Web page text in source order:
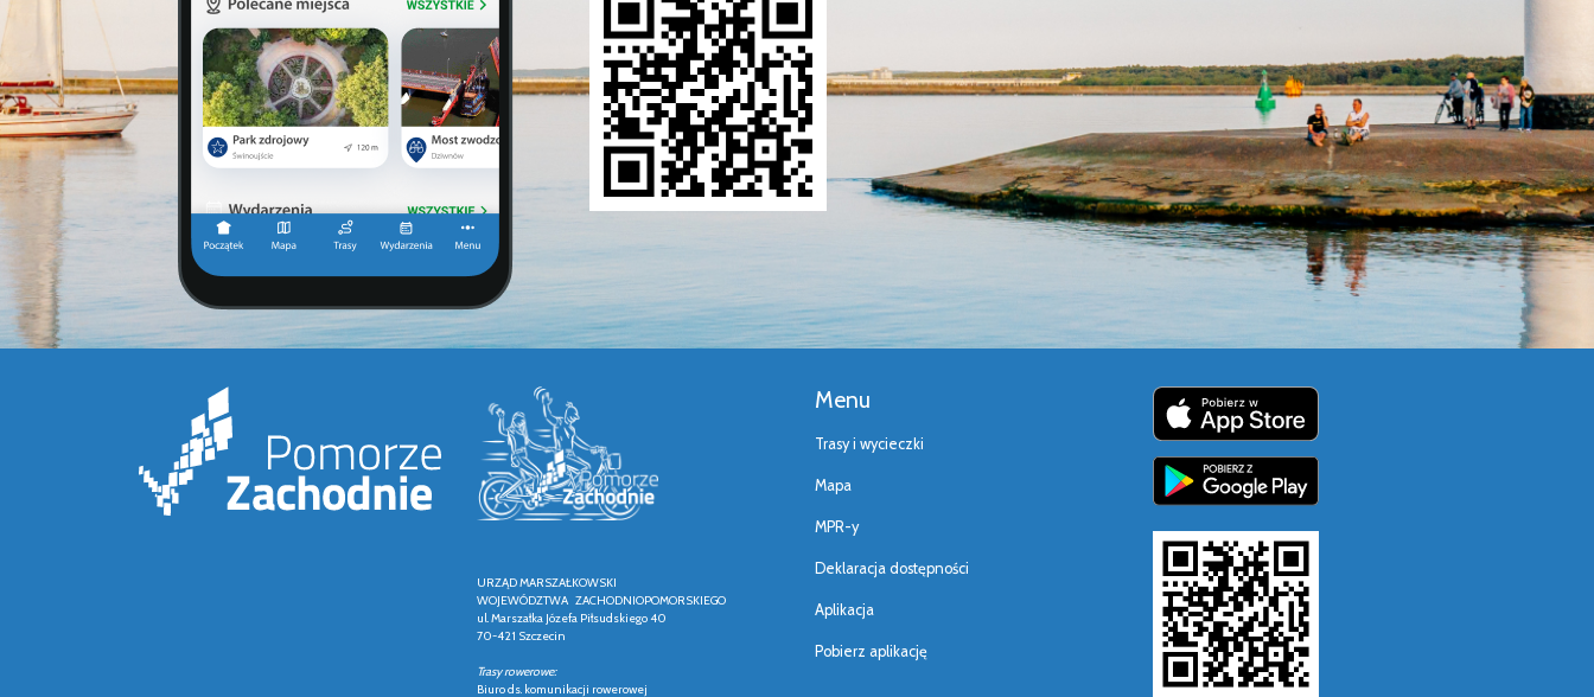
URZĄD MARSZAŁKOWSKI
WOJEWÓDZTWA ZACHODNIOPOMORSKIEGO
ul. Marszałka Józefa Piłsudskiego 40
70-421 Szczecin
Trasy rowerowe:
Biuro ds. komunikacji rowerowej
Menu
Trasy i wycieczki
Mapa
MPR-y
Deklaracja dostępności
Aplikacja
Pobierz aplikację